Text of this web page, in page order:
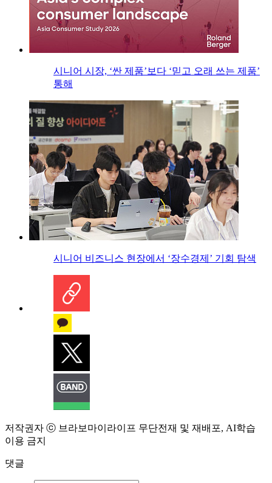
시니어 시장, ‘싼 제품’보다 ‘믿고 오래 쓰는 제품’
통해
시니어 비즈니스 현장에서 ‘장수경제’ 기회 탐색
저작권자 ⓒ 브라보마이라이프 무단전재 및 재배포, AI학습
이용 금지
댓글